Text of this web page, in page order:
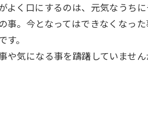
よく口にするのは、元気なうち
事。今となってはできなくなっ
す。
や気になる事を躊躇していません